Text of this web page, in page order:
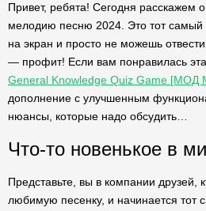
Привет, ребята! Сегодня расскажем
мелодию песню 2024. Это тот самый
на экран и просто не можешь
— профит! Если вам понравилась
General Knowledge Quiz Game [МОД
дополнение с улучшенным
нюансы, которые надо обсудить…
Что-то новенькое в
Представьте, вы в компании друзей,
любимую песенку, и начинается